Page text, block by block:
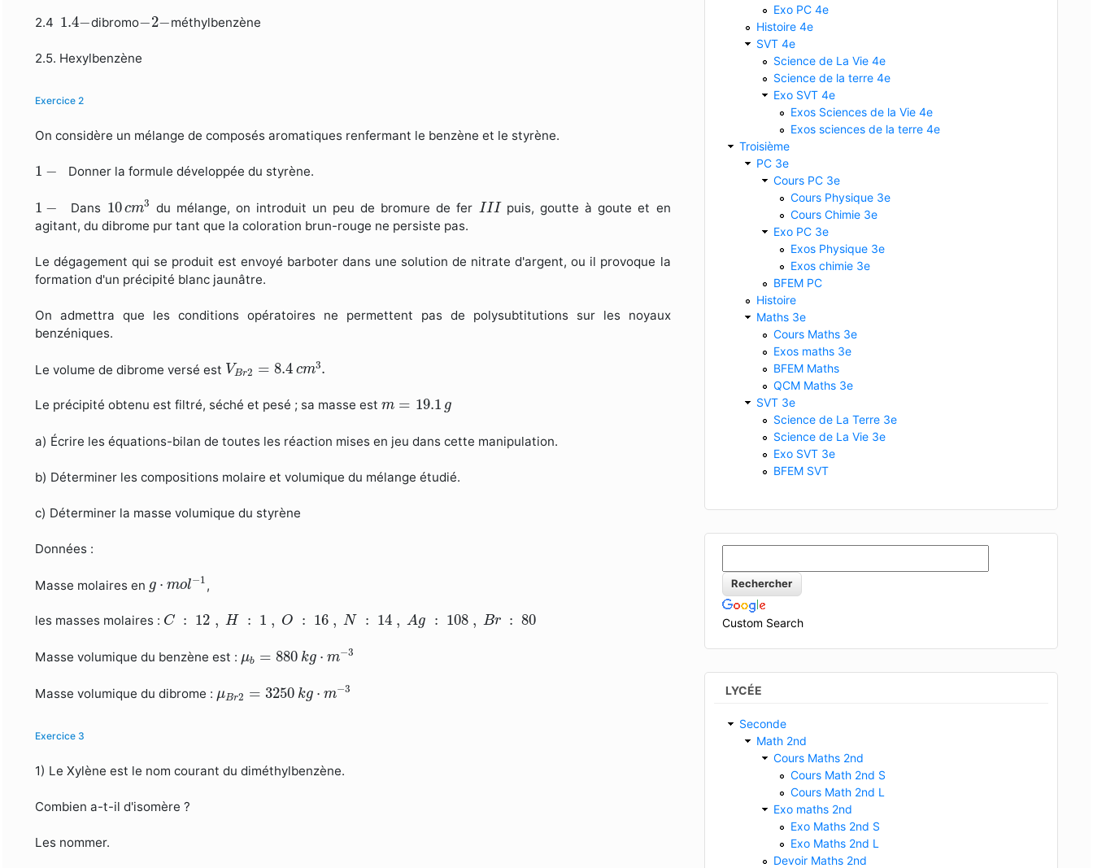
2.4 1.4−
1.4 dibromo−2−
2− méthylbenzène
2.5. Hexylbenzène
Exercice 2
On considère un mélange de composés aromatiques renfermant le benzène et le styrène.
1 −
1 Donner la formule développée du styrène.
1 −
1 Dans 10 cm3
10 m3 du mélange, on introduit un peu de bromure de fer III
III
puis, goutte à goute et en
agitant, du dibrome pur tant que la coloration brun-rouge ne persiste pas.
Le dégagement qui se produit est envoyé barboter dans une solution de nitrate d'argent, ou il provoque la
formation d'un précipité blanc jaunâtre.
On admettra que les conditions opératoires ne permettent pas de polysubtitutions sur les noyaux
benzéniques.
Le volume de dibrome versé est VBr2 = 8.4 cm3.
VB 8.4 3
Le précipité obtenu est filtré, séché et pesé ; sa masse estm = 19.1 g
m 19.1 g
a) Écrire les équations-bilan de toutes les réaction mises en jeu dans cette manipulation.
b) Déterminer les compositions molaire et volumique du mélange étudié.
c) Déterminer la masse volumique du styrène
Données :
Masse molaires en g ⋅ mol−1
l−1 ,
les masses molaires : C : 12 , H : 1 , O : 16 , N : 14 , Ag : 108 , Br : 80
C 12, : 1 O 16, N : 14 Ag 108 Br : 80
Masse volumique du benzène est : μb = 880 kg ⋅ m−3
880 k −3
Masse volumique du dibrome : μBr2 = 3250 kg ⋅ m−3
3250 k −3
Exercice 3
1) Le Xylène est le nom courant du diméthylbenzène.
Combien a-t-il d'isomère ?
Les nommer.
Exo PC 4e
Histoire 4e
SVT 4e
Science de La Vie 4e
Science de la terre 4e
Exo SVT 4e
Exos Sciences de la Vie 4e
Exos sciences de la terre 4e
Troisième
PC 3e
Cours PC 3e
Cours Physique 3e
Cours Chimie 3e
Exo PC 3e
Exos Physique 3e
Exos chimie 3e
BFEM PC
Histoire
Maths 3e
Cours Maths 3e
Exos maths 3e
BFEM Maths
QCM Maths 3e
SVT 3e
Science de La Terre 3e
Science de La Vie 3e
Exo SVT 3e
BFEM SVT
Custom Search
LYCÉE
Seconde
Math 2nd
Cours Maths 2nd
Cours Math 2nd S
Cours Math 2nd L
Exo maths 2nd
Exo Maths 2nd S
Exo Maths 2nd L
Devoir Maths 2nd